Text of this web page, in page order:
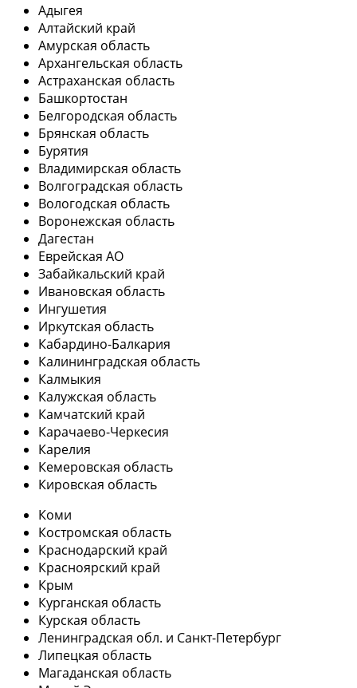
Адыгея
Алтайский край
Амурская область
Архангельская область
Астраханская область
Башкортостан
Белгородская область
Брянская область
Бурятия
Владимирская область
Волгоградская область
Вологодская область
Воронежская область
Дагестан
Еврейская АО
Забайкальский край
Ивановская область
Ингушетия
Иркутская область
Кабардино-Балкария
Калининградская область
Калмыкия
Калужская область
Камчатский край
Карачаево-Черкесия
Карелия
Кемеровская область
Кировская область
Коми
Костромская область
Краснодарский край
Красноярский край
Крым
Курганская область
Курская область
Ленинградская обл. и Санкт-Петербург
Липецкая область
Магаданская область